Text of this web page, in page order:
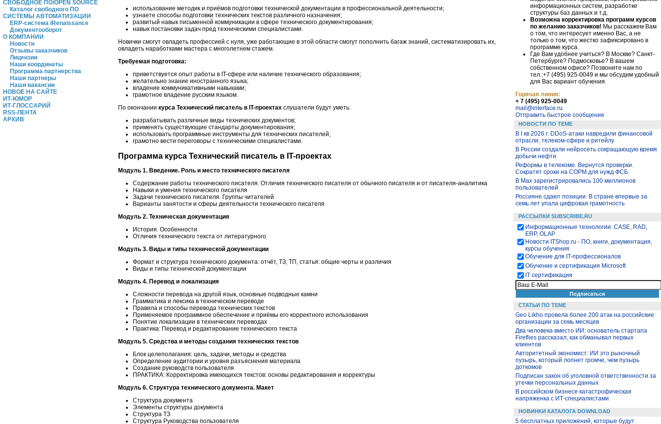
СВОБОДНОЕ ПО/OPEN SOURCE
Каталог свободного ПО
СИСТЕМЫ АВТОМАТИЗАЦИИ
ERP-система iRenaissance
Документооборот
О КОМПАНИИ
Новости
Отзывы заказчиков
Лицензии
Наши координаты
Программа партнерства
Наши партнеры
Наши вакансии
НОВОЕ НА САЙТЕ
ИТ-ЮМОР
ИТ-ГЛОССАРИЙ
RSS-ЛЕНТА
АРХИВ
использование методик и приёмов подготовки технической документации в профессиональной деятельности;
узнаете способы подготовки технических текстов различного назначения;
развитый навык письменной коммуникации в сфере технического документирования;
навык постановки задач пред техническими специалистами.
Новички смогут овладеть профессией с нуля, уже работающие в этой области смогут пополнить багаж знаний, систематизировать их,
овладеть наработками мастера с многолетнем стажем.
Требуемая подготовка:
приветствуется опыт работы в IT-сфере или наличие технического образования;
желательно знание иностранного языка;
владение коммуникативными навыками;
грамотное владение русским языком.
По окончании курса Технический писатель в IT-проектах слушатели будут уметь:
разрабатывать различные виды технических документов;
применять существующие стандарты документирования;
использовать программные инструменты для технических писателей;
грамотно вести переговоры с техническими специалистами.
Программа курса Технический писатель в IT-проектах
Модуль 1. Введение. Роль и место технического писателя
Содержание работы технического писателя. Отличия технического писателя от обычного писателя и от писателя-аналитика
Навыки и умения технического писателя
Задачи технического писателя. Группы читателей
Варианты занятости и сферы деятельности технического писателя
Модуль 2. Техническая документация
История. Особенности.
Отличия технического текста от литературного
Модуль 3. Виды и типы технической документации
Формат и структура технического документа: отчёт, ТЗ, ТП, статья: общие черты и различия
Виды и типы технической документации
Модуль 4. Перевод и локализация
Сложности перевода на другой язык, основные подводные камни
Грамматика и лексика в техническом переводе
Правила и способы перевода технических текстов
Применяемое программное обеспечение и приёмы его корректного использования
Понятие локализации в технических переводах
Практика: Перевод и редактирование технического текста
Модуль 5. Средства и методы создания технических текстов
Блок целеполагания: цель, задачи, методы и средства
Определение аудитории и уровня разъяснения материала
Создание руководств пользователя
ПРАКТИКА: Корректировка имеющихся текстов: основы редактирования и корректуры
Модуль 6. Структура технического документа. Макет
Структура документа
Элементы структуры документа
Структура ТЗ
Структура Руководства пользователя
информационных систем, разработке
структуры баз данных и т.д.
Возможна корректировка программ курсов
по желанию заказчиков! Мы расскажем Вам
о том, что интересует именно Вас, а не
только о том, что жестко зафиксировано в
программе курса.
Где Вам удобнее учиться? В Москве? Санкт-
Петербурге? Подмосковье? В вашем
собственном офисе? Позвоните нам по
тел.:+7 (495) 925-0049 и мы обсудим удобный
для Вас вариант обучения.
Горячая линия:
+ 7 (495) 925-0049
mail@interface.ru
Отправить быстрое сообщение
НОВОСТИ ПО ТЕМЕ
В I кв 2026 г. DDoS-атаки навредили финансовой
отрасли, телеком-сфере и ритейлу
В России создали нейросеть сокращающую время
добычи нефти
Реформы в телекоме. Вернутся проверки.
Сократят сроки на СОРМ для нужд ФСБ
В Max зарегистрировались 100 миллионов
пользователей
Россияне сдают позиции. В стране впервые за
семь лет упала цифровая грамотность
РАССЫЛКИ SUBSCRIBE.RU
Информационные технологии: CASE, RAD,
ERP, OLAP
Новости ITShop.ru - ПО, книги, документация,
курсы обучения
Обучение для IT-профессионалов
Обучение и сертификация Microsoft
IT сертификация
СТАТЬИ ПО ТЕМЕ
Geo Likho провела более 200 атак на российские
организации за семь месяцев
Два человека вместо ИИ: основатель стартапа
Fireflies рассказал, как обманывал первых
клиентов
Авторитетный экономист: ИИ это рыночный
пузырь, который лопнет громче, чем пузырь
доткомов
Подписан закон об уголовной ответственности за
утечки персональных данных
В российском бизнесе катастрофическая
напряженка с ИТ-специалистами
НОВИНКИ КАТАЛОГА DOWNLOAD
5 бесплатных приложений, которые будут